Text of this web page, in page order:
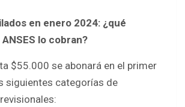
en enero 2024: ¿qué
lo cobran?
$55.000 se abonará en el primer
siguientes categorías de